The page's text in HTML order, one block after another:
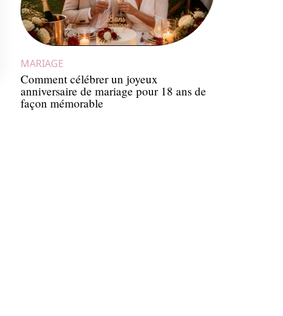
MARIAGE
Comment célébrer un joyeux
anniversaire de mariage pour 18 ans de
façon mémorable